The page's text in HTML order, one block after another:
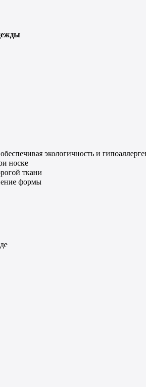
экологичность и
носке
ткани
формы